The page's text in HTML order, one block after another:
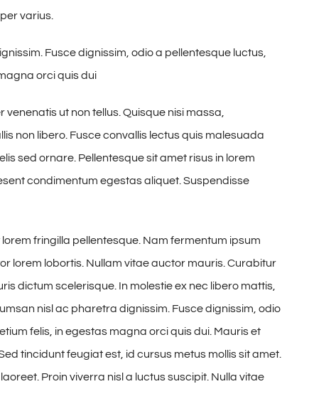
varius.
Fusce dignissim, odio a pellentesque luctus,
orci quis dui
ut non tellus. Quisque nisi massa,
non libero. Fusce convallis lectus quis malesuada
sed ornare. Pellentesque sit amet risus in lorem
condimentum egestas aliquet. Suspendisse
fringilla pellentesque. Nam fermentum ipsum
lorem lobortis. Nullam vitae auctor mauris. Curabitur
dictum scelerisque. In molestie ex nec libero mattis,
nisl ac pharetra dignissim. Fusce dignissim, odio
felis, in egestas magna orci quis dui. Mauris et
tincidunt feugiat est, id cursus metus mollis sit amet.
Proin viverra nisl a luctus suscipit. Nulla vitae